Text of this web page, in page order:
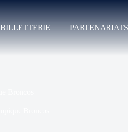
BILLETTERIE PARTENARIATS